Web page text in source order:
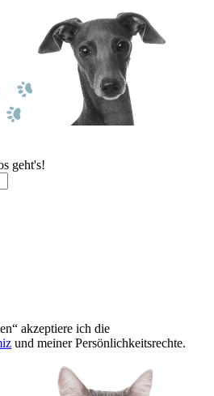
geht's!
akzeptiere ich die
und meiner Persönlichkeitsrechte.